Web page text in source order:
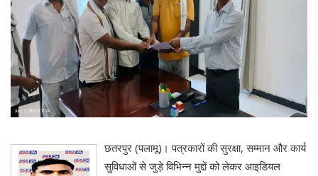
छतरपुर (पलामू)। पत्रकारों की सुरक्षा, सम्मान और कार्य
सुविधाओं से जुड़े विभिन्न मुद्दों को लेकर आइडियल